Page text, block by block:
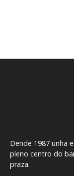
Dende 1987 unha
pleno centro do
praza.